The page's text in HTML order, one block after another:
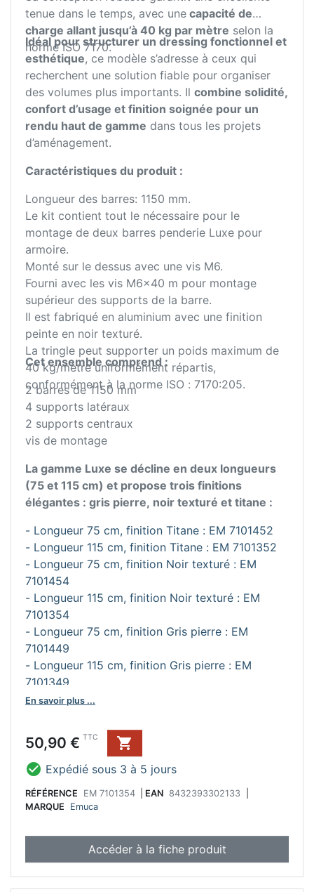
tenue dans le temps, avec une capacité de
charge allant jusqu’à 40 kg par mètre selon la
norme ISO 7170.
Idéal pour structurer un dressing fonctionnel et
esthétique, ce modèle s’adresse à ceux qui
recherchent une solution fiable pour organiser
des volumes plus importants. Il combine solidité,
confort d’usage et finition soignée pour un
rendu haut de gamme dans tous les projets
d’aménagement.
Caractéristiques du produit :
Longueur des barres: 1150 mm.
Le kit contient tout le nécessaire pour le
montage de deux barres penderie Luxe pour
armoire.
Monté sur le dessus avec une vis M6.
Fourni avec les vis M6x40 m pour montage
supérieur des supports de la barre.
Il est fabriqué en aluminium avec une finition
peinte en noir texturé.
La tringle peut supporter un poids maximum de
40 kg/mètre uniformément répartis,
conformément à la norme ISO : 7170:205.
Cet ensemble comprend :
2 barres de 1150 mm
4 supports latéraux
2 supports centraux
vis de montage
La gamme Luxe se décline en deux longueurs
(75 et 115 cm) et propose trois finitions
élégantes : gris pierre, noir texturé et titane :
- Longueur 75 cm, finition Titane : EM 7101452
- Longueur 115 cm, finition Titane : EM 7101352
- Longueur 75 cm, finition Noir texturé : EM
7101454
- Longueur 115 cm, finition Noir texturé : EM
7101354
- Longueur 75 cm, finition Gris pierre : EM
7101449
- Longueur 115 cm, finition Gris pierre : EM
7101349
En savoir plus ...
Prix
50,90 € TTC

 Expédié sous 3 à 5 jours
RÉFÉRENCE EM 7101354 EAN 8432393302133
MARQUE
Emuca
Accéder à la fiche produit